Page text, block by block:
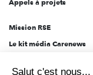
Appels à projets
Mission RSE
Le kit média Carenews
Salut c'est nous...